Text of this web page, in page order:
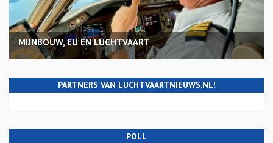
MIJNBOUW, EU EN LUCHTVAART
PARTNERS VAN LUCHTVAARTNIEUWS.NL!
POLL